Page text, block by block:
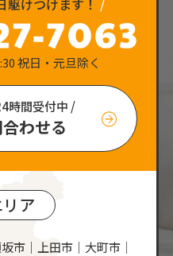
祝日・元旦除く
時間受付中 /
わせる
ア
市｜上田市｜大町市｜